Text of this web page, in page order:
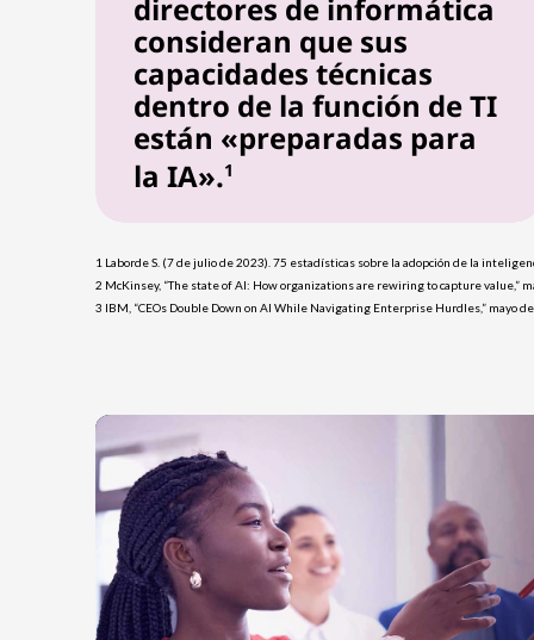
directores de informática
consideran que sus
capacidades técnicas
dentro de la función de TI
están «preparadas para
la IA».1
1 Laborde S. (7 de julio de 2023). 75 estadísticas sobre la adopción de la
2 McKinsey, “The state of AI: How organizations are rewiring to capture value,”
3 IBM, “CEOs Double Down on AI While Navigating Enterprise Hurdles,” mayo de